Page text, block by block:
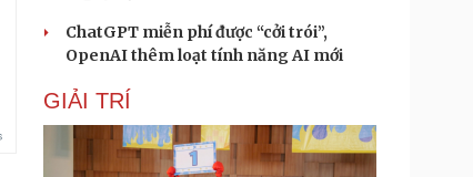
ChatGPT miễn phí được “cởi trói”,
OpenAI thêm loạt tính năng AI mới
GIẢI TRÍ